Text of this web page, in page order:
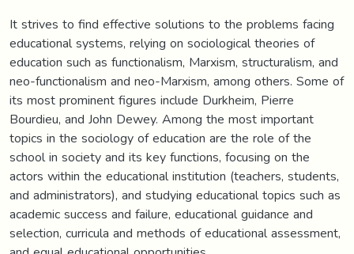
It strives to find effective solutions to the problems facing
educational systems, relying on sociological theories of
education such as functionalism, Marxism, structuralism, and
neo-functionalism and neo-Marxism, among others. Some of
its most prominent figures include Durkheim, Pierre
Bourdieu, and John Dewey. Among the most important
topics in the sociology of education are the role of the
school in society and its key functions, focusing on the
actors within the educational institution (teachers, students,
and administrators), and studying educational topics such as
academic success and failure, educational guidance and
selection, curricula and methods of educational assessment,